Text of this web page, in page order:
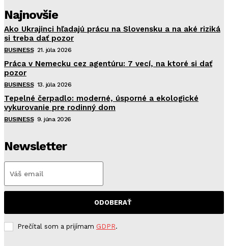
Najnovšie
Ako Ukrajinci hľadajú prácu na Slovensku a na aké riziká
si treba dať pozor
BUSINESS 21. júla 2026
Práca v Nemecku cez agentúru: 7 vecí, na ktoré si dať
pozor
BUSINESS 13. júla 2026
Tepelné čerpadlo: moderné, úsporné a ekologické
vykurovanie pre rodinný dom
BUSINESS 9. júna 2026
Newsletter
ODOBERAŤ
Prečítal som a prijímam GDPR.